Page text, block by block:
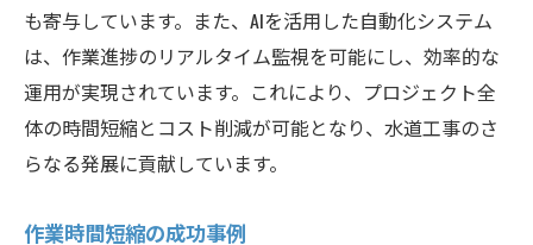
も寄与しています。また、AIを活用した自動化システム
は、作業進捗のリアルタイム監視を可能にし、効率的な
運用が実現されています。これにより、プロジェクト全
体の時間短縮とコスト削減が可能となり、水道工事のさ
らなる発展に貢献しています。
作業時間短縮の成功事例